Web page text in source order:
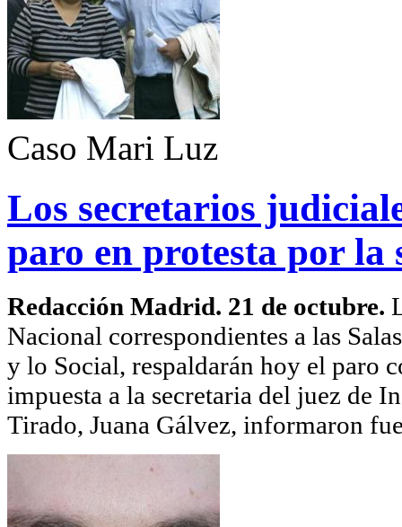
Caso Mari Luz
Los secretarios
paro en protesta por la
Redacción Madrid. 21 de octubre.
Nacional correspondientes a las
y lo Social, respaldarán hoy el paro
impuesta a la secretaria del juez de
Tirado, Juana Gálvez, informaron